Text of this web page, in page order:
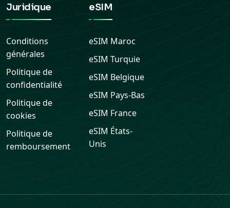
Juridique
Conditions
générales
Politique de
confidentialité
Politique de
cookies
Politique de
remboursement
eSIM
eSIM Maroc
eSIM Turquie
eSIM Belgique
eSIM Pays-Bas
eSIM France
eSIM États-
Unis
Assistance